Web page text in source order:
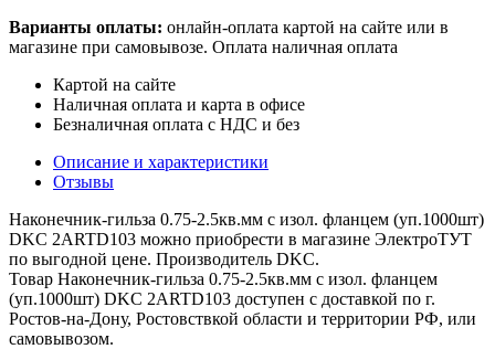
Варианты оплаты: онлайн-оплата картой на сайте или в
магазине при самовывозе. Оплата наличная оплата
Картой на сайте
Наличная оплата и карта в офисе
Безналичная оплата с НДС и без
Описание и характеристики
Отзывы
Наконечник-гильза 0.75-2.5кв.мм с изол. фланцем (уп.1000шт)
DKC 2ARTD103 можно приобрести в магазине ЭлектроТУТ
по выгодной цене. Производитель DKC.
Товар Наконечник-гильза 0.75-2.5кв.мм с изол. фланцем
(уп.1000шт) DKC 2ARTD103 доступен с доставкой по г.
Ростов-на-Дону, Ростовствкой области и территории РФ, или
самовывозом.